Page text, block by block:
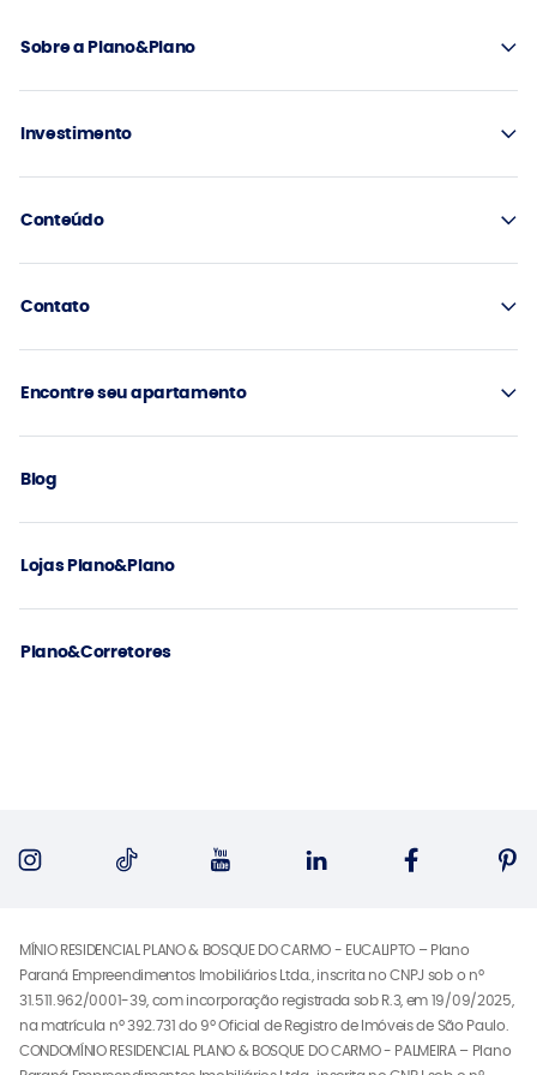
Sobre a Plano&Plano
Investimento
Conteúdo
Contato
Encontre seu apartamento
Blog
Lojas Plano&Plano
Plano&Corretores
MÍNIO RESIDENCIAL PLANO & BOSQUE DO CARMO - EUCALIPTO – Plano
Paraná Empreendimentos Imobiliários Ltda., inscrita no CNPJ sob o nº
31.511.962/0001-39, com incorporação registrada sob R.3, em 19/09/2025,
na matrícula nº 392.731 do 9º Oficial de Registro de Imóveis de São Paulo.
CONDOMÍNIO RESIDENCIAL PLANO & BOSQUE DO CARMO - PALMEIRA – Plano